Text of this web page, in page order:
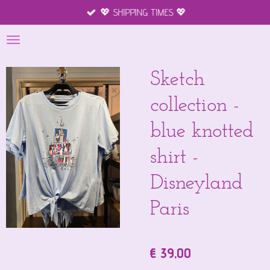
direct
naar
hoofdinhoud
💖 SHIPPING TIMES 💖
Sketch
collection -
blue knotted
shirt -
Disneyland
Paris
€ 39,00